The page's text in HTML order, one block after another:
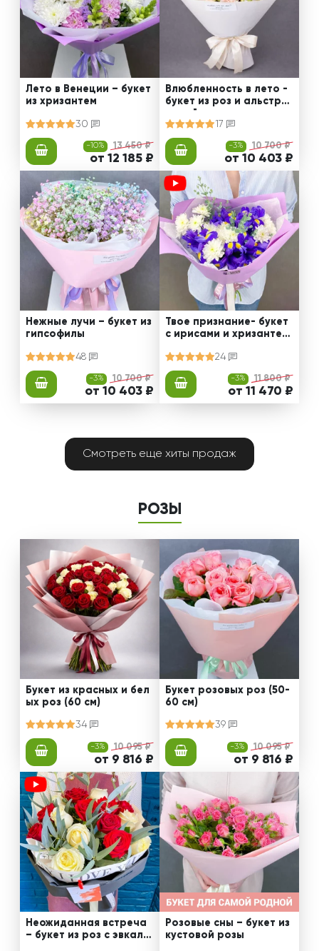
Лето в Венеции – букет
из хризантем
30
-10% 13 450 ₽
от 12 185 ₽
Влюбленность в лето -
букет из роз и альстро
мерий
17
-3% 10 700 ₽
от 10 403 ₽
Нежные лучи – букет из
гипсофилы
48
-3% 10 700 ₽
от 10 403 ₽
Твое признание- букет
с ирисами и хризантем
24
-3% 11 800 ₽
от 11 470 ₽
Смотреть еще хиты продаж
РОЗЫ
Букет из красных и бел
ых роз (60 см)
34
-3% 10 095 ₽
от 9 816 ₽
Букет розовых роз (50-
60 см)
39
-3% 10 095 ₽
от 9 816 ₽
Неожиданная встреча
– букет из роз с эвкали
Розовые сны – букет из
кустовой розы